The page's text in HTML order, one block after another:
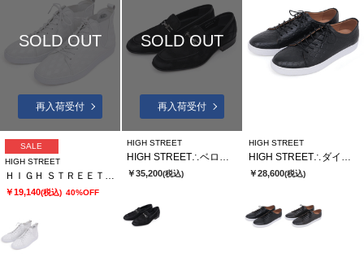
SOLD OUT
再入荷受付
SALE
HIGH STREET
￥19,140(税込) 40%OFF
SOLD OUT
再入荷受付
HIGH STREET
￥35,200(税込)
HIGH STREET
￥28,600(税込)